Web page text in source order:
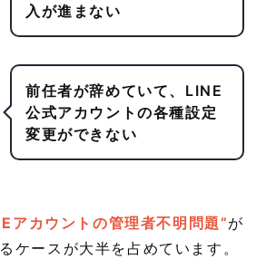
入が進まない
前任者が辞めていて、LINE
公式アカウントの各種設定
変更ができない
アカウントの管理者不明問題”が
ケースが大半を占めています。